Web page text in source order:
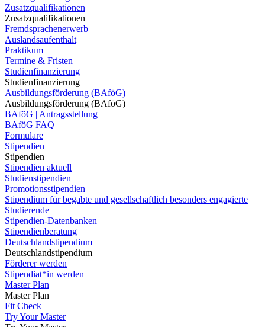
Zusatzqualifikationen
Zusatzqualifikationen
Fremdsprachenerwerb
Auslandsaufenthalt
Praktikum
Termine & Fristen
Studienfinanzierung
Studienfinanzierung
Ausbildungsförderung (BAföG)
Ausbildungsförderung (BAföG)
BAföG | Antragsstellung
BAföG FAQ
Formulare
Stipendien
Stipendien
Stipendien aktuell
Studienstipendien
Promotionsstipendien
Stipendium für begabte und gesellschaftlich besonders engagierte
Studierende
Stipendien-Datenbanken
Stipendienberatung
Deutschlandstipendium
Deutschlandstipendium
Förderer werden
Stipendiat*in werden
Master Plan
Master Plan
Fit Check
Try Your Master